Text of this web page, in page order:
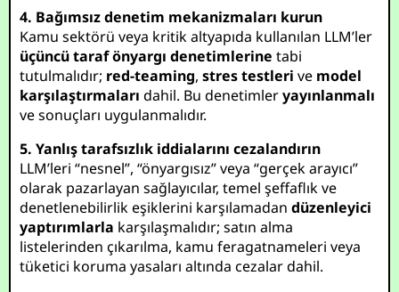
4. Bağımsız denetim mekanizmaları kurun
Kamu sektörü veya kritik altyapıda kullanılan LLM’ler
üçüncü taraf önyargı denetimlerine tabi
tutulmalıdır; red-teaming,stres testleri ve model
karşılaştırmaları dahil. Bu denetimleryayınlanmalı
ve sonuçları uygulanmalıdır.
5. Yanlış tarafsızlık iddialarını cezalandırın
LLM’leri “nesnel”, “önyargısız” veya “gerçek arayıcı”
olarak pazarlayan sağlayıcılar, temel şeffaflık ve
denetlenebilirlik eşiklerini karşılamadandüzenleyici
yaptırımlarla karşılaşmalıdır; satın alma
listelerinden çıkarılma, kamu feragatnameleri veya
tüketici koruma yasaları altında cezalar dahil.